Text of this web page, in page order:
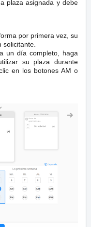
plaza asignada y debe
por primera vez, su
solicitante.
un día completo, haga
su plaza durante
en los botones AM o